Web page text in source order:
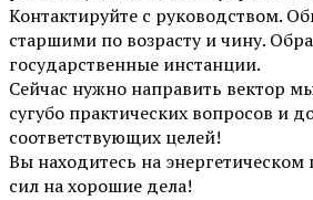
Контактируйте с руководством.
старшими по возрасту и чину.
государственные инстанции.
Сейчас нужно направить вектор
сугубо практических вопросов и
соответствующих целей!
Вы находитесь на
сил на хорошие дела!